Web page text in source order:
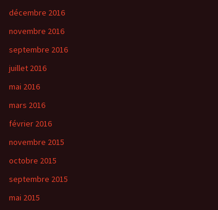
décembre 2016
novembre 2016
septembre 2016
juillet 2016
mai 2016
mars 2016
février 2016
novembre 2015
octobre 2015
septembre 2015
mai 2015